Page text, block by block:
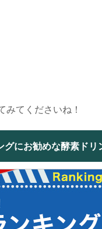
みてくださいね！
にお勧めな酵素ドリ